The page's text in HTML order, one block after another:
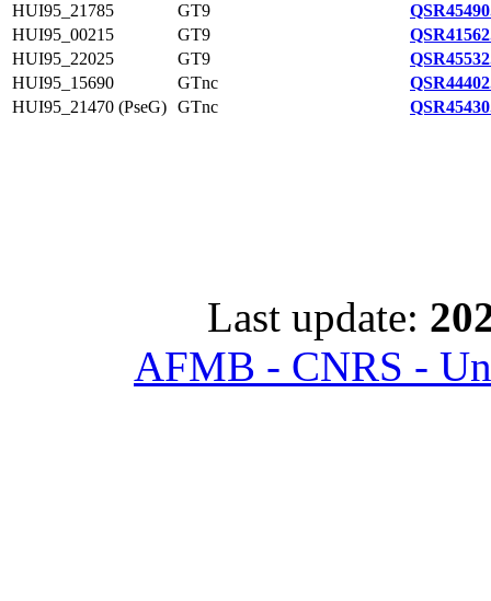
HUI95_21785
GT9
HUI95_00215
GT9
HUI95_22025
GT9
HUI95_15690
GTnc
HUI95_21470 (PseG) GTnc
Last update:
AFMB - CNRS -